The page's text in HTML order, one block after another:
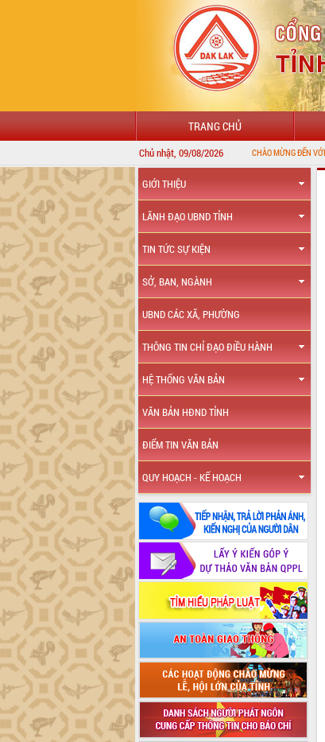
TRANG CHỦ
Chủ nhật, 09/08/2026
GIỚI THIỆU
LÃNH ĐẠO UBND TỈNH
TIN TỨC SỰ KIỆN
SỞ, BAN, NGÀNH
UBND CÁC XÃ, PHƯỜNG
THÔNG TIN CHỈ ĐẠO ĐIỀU HÀNH
HỆ THỐNG VĂN BẢN
VĂN BẢN HĐND TỈNH
ĐIỂM TIN VĂN BẢN
QUY HOẠCH - KẾ HOẠCH